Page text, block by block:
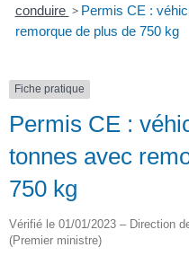
conduire > Permis CE :
remorque de plus de 750 kg
Fiche pratique
Permis CE :
tonnes avec
750 kg
Vérifié le 01/01/2023 – Direction
(Premier ministre)